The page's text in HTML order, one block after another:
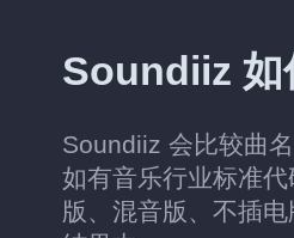
Soundiiz 如
Soundiiz 会比较曲
如有音乐行业标准
版、混音版、不插